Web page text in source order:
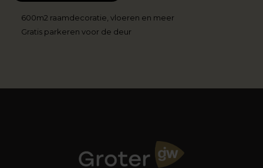
600m2 raamdecoratie, vloeren en meer
Gratis parkeren voor de deur